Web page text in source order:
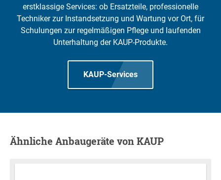
erstklassige Services: ob Ersatzteile, professionelle
Techniker zur Instandsetzung und Wartung vor Ort, für
Schulungen zur regelmäßigen Pflege und laufenden
Unterhaltung der KAUP-Produkte.
KAUP-Services
Ähnliche Anbaugeräte von KAUP